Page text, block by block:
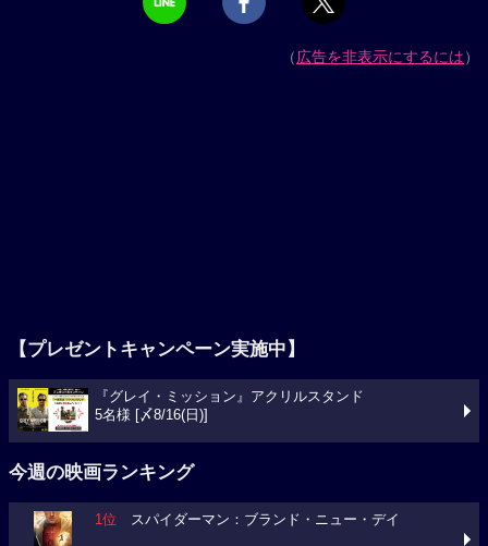
（広告を非表示にするには）
【プレゼントキャンペーン実施中】
『グレイ・ミッション』アクリルスタンド
5名様 [〆8/16(日)]
今週の映画ランキング
1位 スパイダーマン：ブランド・ニュー・デイ